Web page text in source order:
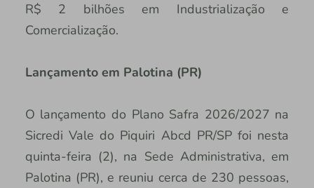
R$ 2 bilhões em Industrialização e
Comercialização.
Lançamento em Palotina (PR)
O lançamento do Plano Safra 2026/2027 na
Sicredi Vale do Piquiri Abcd PR/SP foi nesta
quinta-feira (2), na Sede Administrativa, em
Palotina (PR), e reuniu cerca de 230 pessoas,